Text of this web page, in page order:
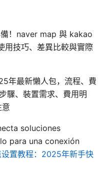
！naver map 與 kakao
用技巧、差異比較與實際
年最新懶人包，流程、費
驟、裝置需求、費用明
soluciones
para una conexión
置教程：2025年新手快